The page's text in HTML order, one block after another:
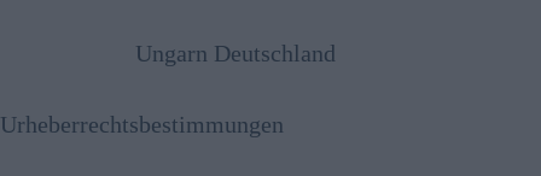
Ungarn Deutschland
Urheberrechtsbestimmungen